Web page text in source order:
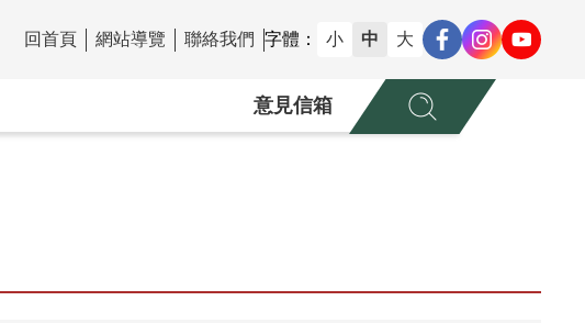
:::
回首頁 網站導覽 聯絡我們 字體： 小 中 大
意見信箱